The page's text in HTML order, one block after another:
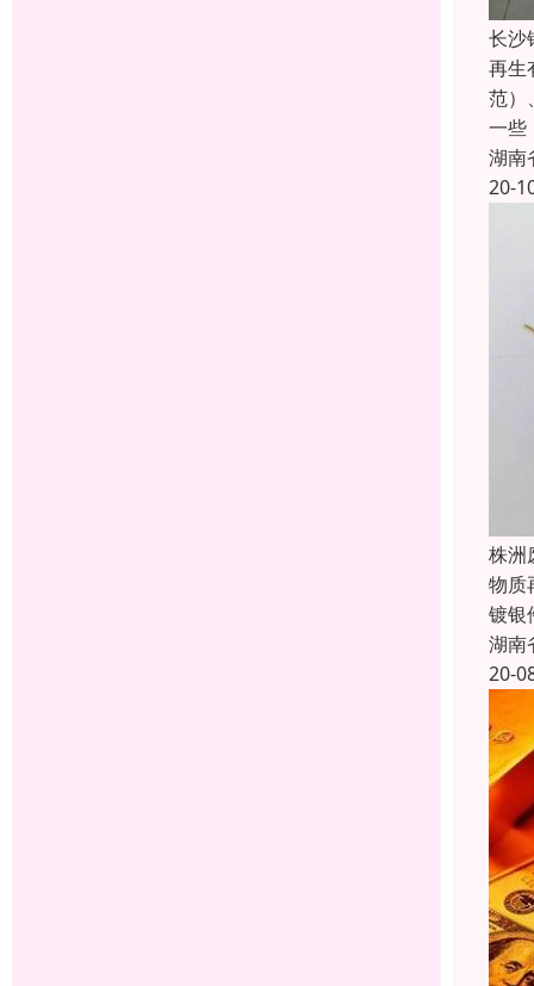
长沙
再生
范）
一些
湖南
20-
株洲
物质
镀银
湖南
20-